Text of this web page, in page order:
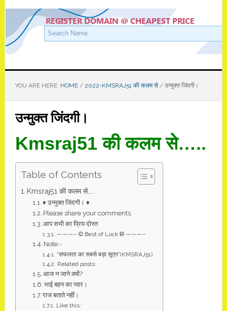
YOU ARE HERE: HOME / 2022-KMSRAJ51 की कलम से /उन्मुक्त जिंदगी।
उन्मुक्त जिंदगी।
Kmsraj51 की कलम से…..
Table of Contents
Kmsraj51 की कलम से…..
♦ उन्मुक्त जिंदगी। ♦
Please share your comments.
आप सभी का प्रिय दोस्त
———– © Best of Luck ® ———–
Note:-
“सफलता का सबसे बड़ा सूत्र”(KMSRAJ51)
Related posts:
आज न जाने क्यों?
भाई बहन का प्यार।
राज बताते नहीं।
Like this: